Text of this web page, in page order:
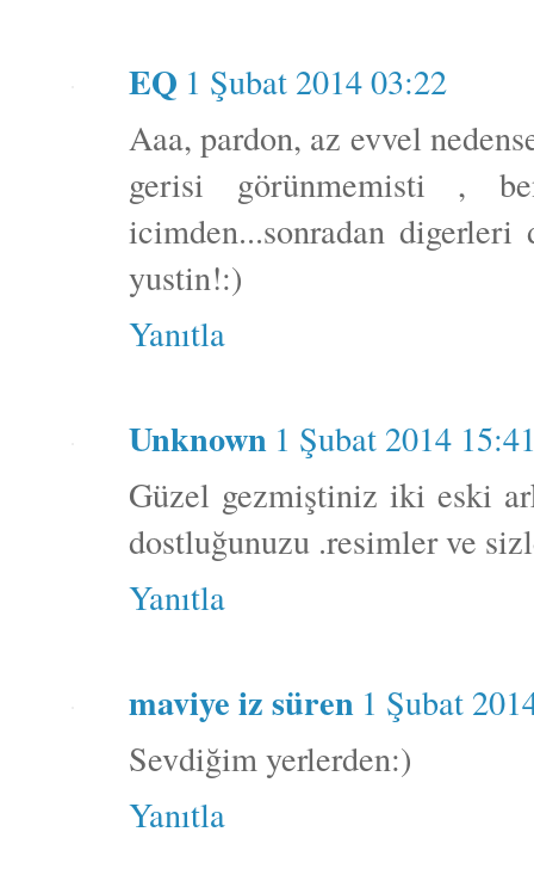
EQ 1 Şubat 2014 03:22
Aaa, pardon, az evvel
gerisi görünmemisti ,
icimden...sonradan
yustin!:)
Yanıtla
Unknown 1 Şubat 2014
Güzel gezmiştiniz iki eski
dostluğunuzu .resimler ve
Yanıtla
maviye iz süren 1 Şubat
Sevdiğim yerlerden:)
Yanıtla